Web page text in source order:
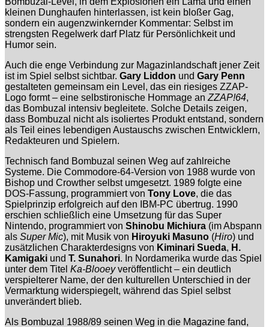
kleinen Dunghaufen hinterlassen, ist kein bloßer Gag,
sondern ein augenzwinkernder Kommentar: Selbst im
strengsten Regelwerk darf Platz für Persönlichkeit und
Humor sein.
Auch die enge Verbindung zur Magazinlandschaft jener Zeit
ist im Spiel selbst sichtbar. Gary Liddon und Gary Penn
gestalteten gemeinsam ein Level, das ein riesiges ZZAP-
Logo formt – eine selbstironische Hommage an ZZAP!64,
das Bombuzal intensiv begleitete. Solche Details zeigen,
dass Bombuzal nicht als isoliertes Produkt entstand, sondern
als Teil eines lebendigen Austauschs zwischen Entwicklern,
Redakteuren und Spielern.
Technisch fand Bombuzal seinen Weg auf zahlreiche
Systeme. Die Commodore-64-Version von 1988 wurde von
Bishop und Crowther selbst umgesetzt. 1989 folgte eine
DOS-Fassung, programmiert von Tony Love, die das
Spielprinzip erfolgreich auf den IBM-PC übertrug. 1990
erschien schließlich eine Umsetzung für das Super
Nintendo, programmiert von Shinobu Michiura (im Abspann
als Super Mic), mit Musik von Hiroyuki Masuno (Hiro) und
zusätzlichen Charakterdesigns von Kiminari Sueda, H.
Kamigaki und T. Sunahori. In Nordamerika wurde das Spiel
unter dem Titel Ka-Blooeyveröffentlicht – ein deutlich
verspielterer Name, der den kulturellen Unterschied in der
Vermarktung widerspiegelt, während das Spiel selbst
unverändert blieb.
Als Bombuzal 1988/89 seinen Weg in die Magazine fand,